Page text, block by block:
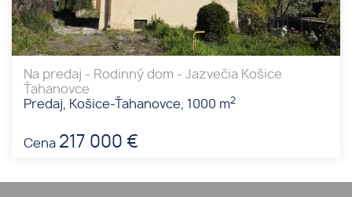
Na predaj - Rodinný dom - Jazvečia Košice
Ťahanovce
Predaj, Košice-Ťahanovce, 1000 m2
Cena 217 000 €